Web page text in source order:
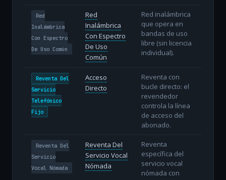
Red
Inalámbrica
Con Espectro
De Uso Común
Red
Inalámbrica
Con Espectro
De Uso
Común
Red inalámbrica
que opera en
bandas de uso
libre (sin licencia
individual).
Reventa Del
Servicio
Telefónico
Fijo
Acceso
Directo
Reventa con
bucle directo: el
revendedor
controla la línea
de acceso del
abonado.
Reventa Del
Servicio
Vocal Nómada
Reventa Del
Servicio Vocal
Nómada
Reventa
específica del
servicio vocal
nómada con